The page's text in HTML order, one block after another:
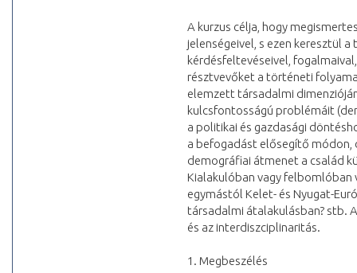
A kurzus célja, hogy
jelenségeivel, s ezen keresztül
kérdésfeltevéseivel,
résztvevőket a történeti
elemzett társadalmi
kulcsfontosságú problémáit
a politikai és gazdasági
a befogadást elősegítő módon,
demográfiai átmenet a család
Kialakulóban vagy
egymástól Kelet- és Nyugat-
társadalmi átalakulásban? stb.
és az interdiszciplinaritás.
1. Megbeszélés